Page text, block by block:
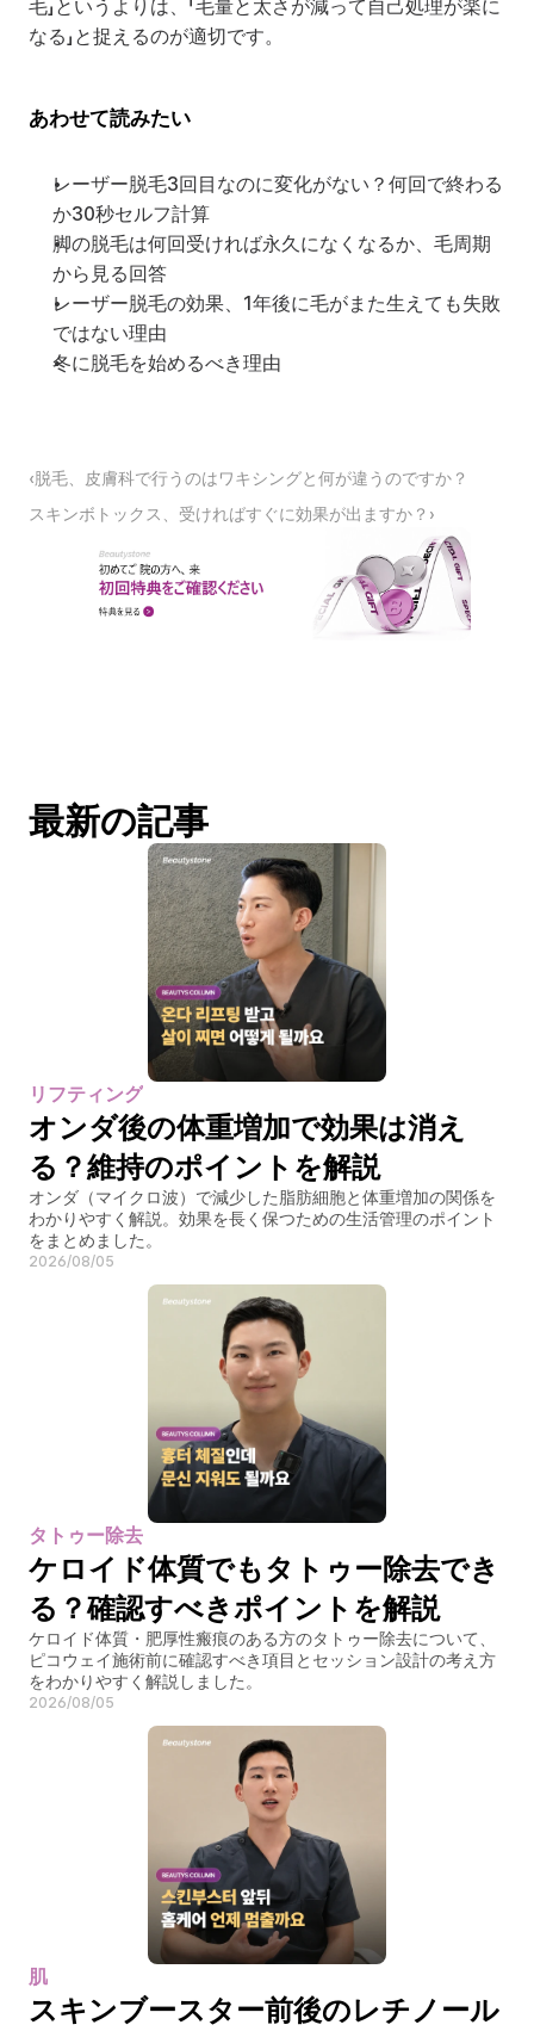
毛」というよりは、「毛量と太さが減って自己処理が楽に
なる」と捉えるのが適切です。
あわせて読みたい
レーザー脱毛3回目なのに変化がない？何回で終わる
か30秒セルフ計算
脚の脱毛は何回受ければ永久になくなるか、毛周期
から見る回答
レーザー脱毛の効果、1年後に毛がまた生えても失敗
ではない理由
冬に脱毛を始めるべき理由
‹脱毛、皮膚科で行うのはワキシングと何が違うのですか？
スキンボトックス、受ければすぐに効果が出ますか？›
最新の記事
リフティング
オンダ後の体重増加で効果は消え
る？維持のポイントを解説
オンダ（マイクロ波）で減少した脂肪細胞と体重増加の関係を
わかりやすく解説。効果を長く保つための生活管理のポイント
をまとめました。
2026/08/05
タトゥー除去
ケロイド体質でもタトゥー除去でき
る？確認すべきポイントを解説
ケロイド体質・肥厚性瘢痕のある方のタトゥー除去について、
ピコウェイ施術前に確認すべき項目とセッション設計の考え方
をわかりやすく解説しました。
2026/08/05
肌
スキンブースター前後のレチノール